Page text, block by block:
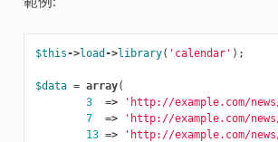
$this->load ->library( 'calendar' );
$data = array(
3
=>
'http://example.com/
7
=>
'http://example.com/
13 =>
'http://example.com/